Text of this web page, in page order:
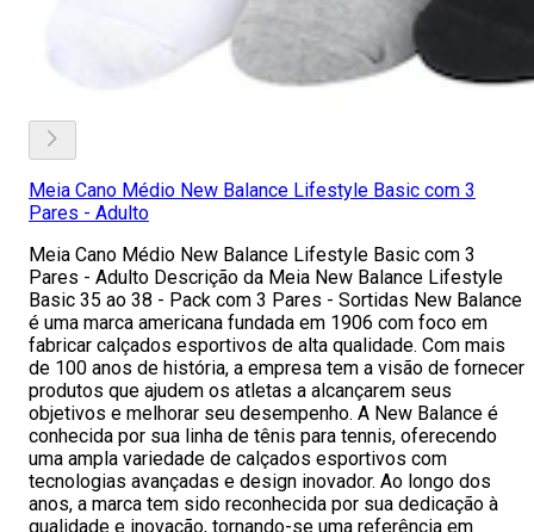
Meia Cano Médio New Balance Lifestyle Basic com 3
Pares - Adulto
Meia Cano Médio New Balance Lifestyle Basic com 3
Pares - Adulto Descrição da Meia New Balance Lifestyle
Basic 35 ao 38 - Pack com 3 Pares - Sortidas New Balance
é uma marca americana fundada em 1906 com foco em
fabricar calçados esportivos de alta qualidade. Com mais
de 100 anos de história, a empresa tem a visão de fornecer
produtos que ajudem os atletas a alcançarem seus
objetivos e melhorar seu desempenho. A New Balance é
conhecida por sua linha de tênis para tennis, oferecendo
uma ampla variedade de calçados esportivos com
tecnologias avançadas e design inovador. Ao longo dos
anos, a marca tem sido reconhecida por sua dedicação à
qualidade e inovação, tornando-se uma referência em